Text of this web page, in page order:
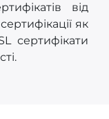
від
як
сертифікати